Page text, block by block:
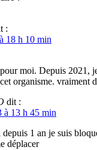
:
18 h 10 min
moi. Depuis 2021,
organisme. vraiment
dit :
à 13 h 45 min
1 an je suis
déplacer